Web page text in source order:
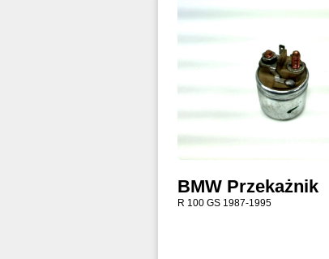
BMW Przekażnik
R 100 GS 1987-1995